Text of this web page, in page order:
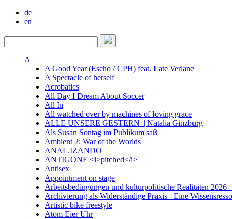
de
en
A
A Good Year (Escho / CPH) feat. Late Verlane
A Spectacle of herself
Acrobatics
All Day I Dream About Soccer
All In
All watched over by machines of loving grace
ALLE UNSERE GESTERN | Natalia Ginzburg
Als Susan Sontag im Publikum saß
Ambient 2: War of the Worlds
ANAL.IZANDO
ANTIGONE <i>pitched</i>
Antisex
Appointment on stage
Arbeitsbedingungen und kulturpolitische Realitäten
Archivierung als Widerständige Praxis - Eine
Artistic bike freestyle
Atom Eier Uhr